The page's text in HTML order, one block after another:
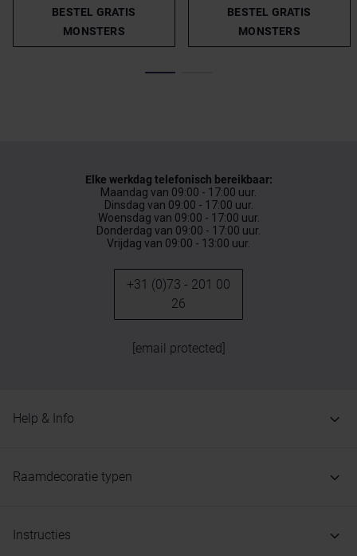
BESTEL GRATIS
MONSTERS
BESTEL GRATIS
MONSTERS
Elke werkdag telefonisch bereikbaar:
Maandag van 09:00 - 17:00 uur.
Dinsdag van 09:00 - 17:00 uur.
Woensdag van 09:00 - 17:00 uur.
Donderdag van 09:00 - 17:00 uur.
Vrijdag van 09:00 - 13:00 uur.
+31 (0)73 - 201 00
26
[email protected]
Help & Info
Raamdecoratie typen
Instructies